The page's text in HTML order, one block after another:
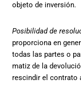
objeto de inversión.
Posibilidad de
proporciona en
todas las partes o
matiz de la
rescindir el contrato